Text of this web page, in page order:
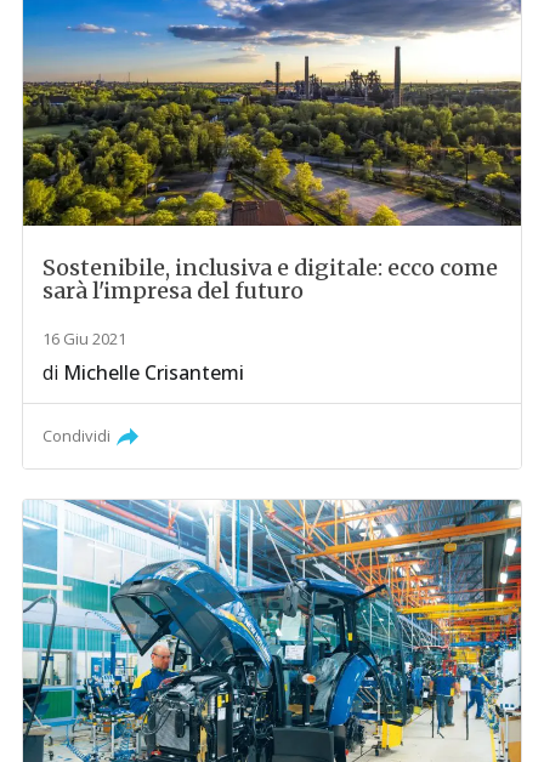
Sostenibile, inclusiva e digitale: ecco come
sarà l'impresa del futuro
16 Giu 2021
di Michelle Crisantemi
Condividi